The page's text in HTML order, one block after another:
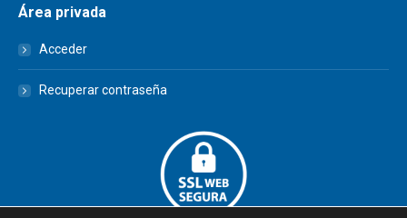
Área privada
Acceder
Recuperar contraseña